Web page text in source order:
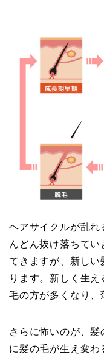
ヘアサイクルが乱れ
んどん抜け落ちてい
てきますが、新し
ります。新しく生
毛の方が多くなり、
さらに怖いのが、
に髪の毛が生え変